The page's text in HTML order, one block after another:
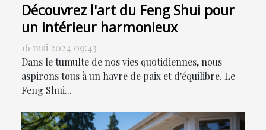
Découvrez l'art du Feng Shui pour
un intérieur harmonieux
16 mai 2024 09:43
Dans le tumulte de nos vies quotidiennes, nous
aspirons tous à un havre de paix et d'équilibre. Le
Feng Shui...